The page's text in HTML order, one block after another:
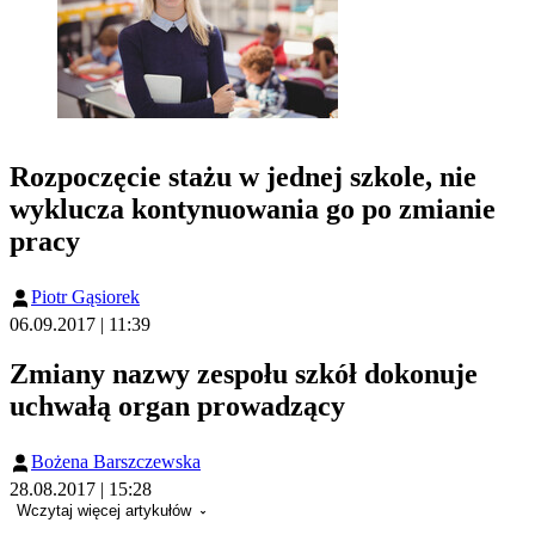
Rozpoczęcie stażu w jednej szkole, nie
wyklucza kontynuowania go po zmianie
pracy
Piotr Gąsiorek
06.09.2017 | 11:39
Zmiany nazwy zespołu szkół dokonuje
uchwałą organ prowadzący
Bożena Barszczewska
28.08.2017 | 15:28
Wczytaj więcej artykułów